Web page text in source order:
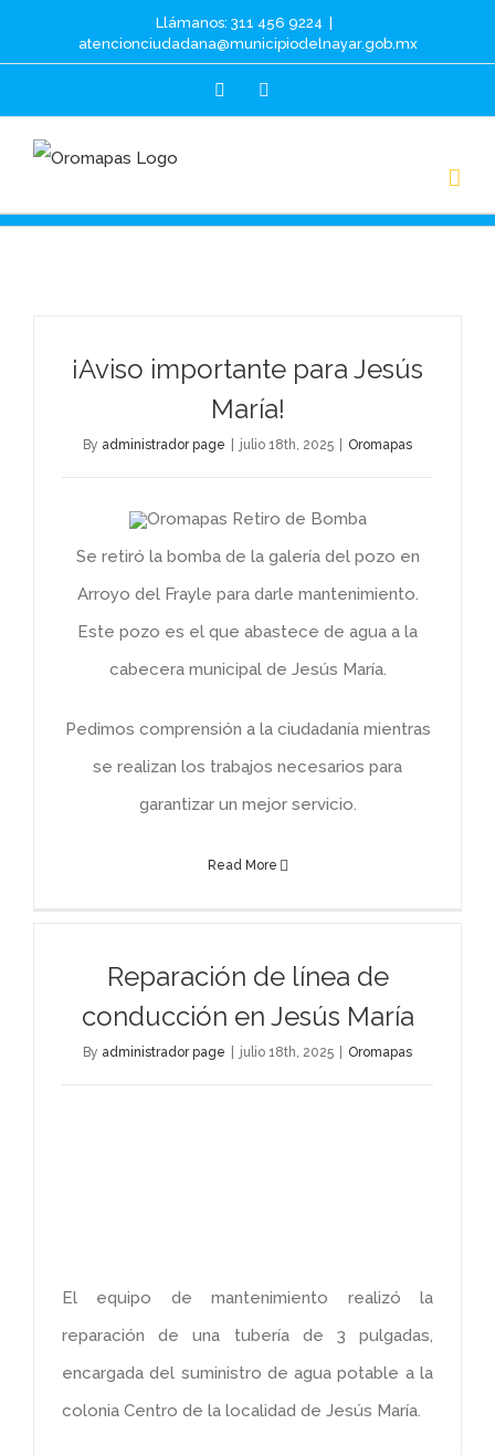
Llámanos: 311 456 9224
atencionciudadana@municipiodelnayar.gob.mx
Facebook
¡Aviso importante para Jesús
María!
By administrador page julio 18th, 2025 Oromapas
Se retiró la bomba de la galería del pozo en
Arroyo del Frayle para darle mantenimiento.
Este pozo es el que abastece de agua a la
cabecera municipal de Jesús María.
Pedimos comprensión a la ciudadanía mientras
se realizan los trabajos necesarios para
garantizar un mejor servicio.
Read More
Reparación de línea de
conducción en Jesús María
By administrador page julio 18th, 2025 Oromapas
El equipo de mantenimiento realizó la
reparación de una tubería de 3 pulgadas,
encargada del suministro de agua potable a la
colonia Centro de la localidad de Jesús María.